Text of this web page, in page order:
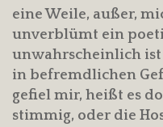
eine Weile, außer,
unverblümt ein
unwahrscheinlich ist
in befremdlichen
gefiel mir, heißt es
stimmig, oder die